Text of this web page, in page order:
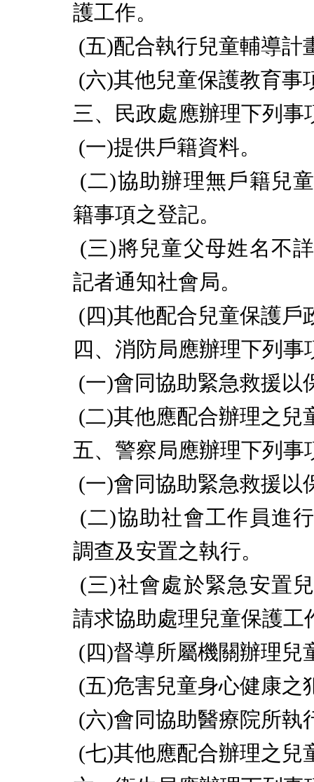
護工作。
(五)配合執行兒童輔導計
(六)其他兒童保護教育事
三、民政處應辦理下列事
(一)提供戶籍資料。
(二)協助辦理無戶籍兒
籍事項之登記。
(三)將兒童父母姓名不
記者通知社會局。
(四)其他配合兒童保護戶
四、消防局應辦理下列事
(一)會同協助緊急救援以
(二)其他應配合辦理之兒
五、警察局應辦理下列事
(一)會同協助緊急救援以
(二)協助社會工作員進
調查及安置之執行。
(三)社會處於緊急安置
請求協助處理兒童保護工
(四)督導所屬機關辦理兒
(五)危害兒童身心健康之
(六)會同協助醫療院所執
(七)其他應配合辦理之兒